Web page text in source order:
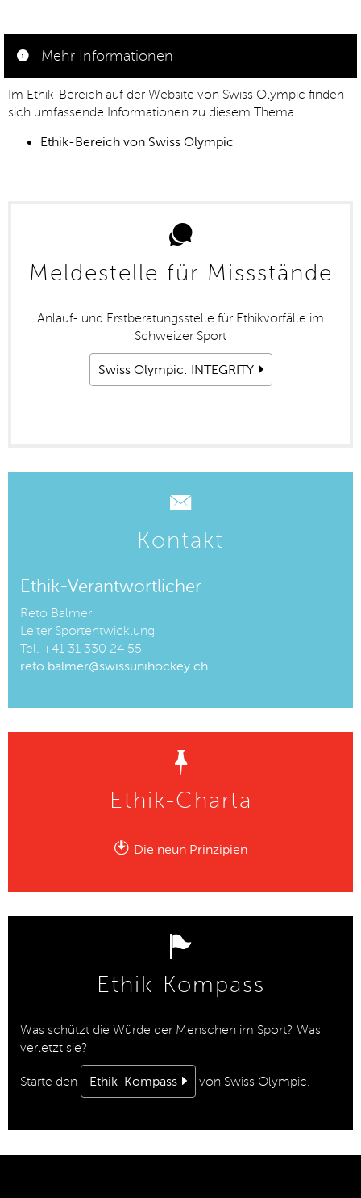
Mehr Informationen
Im Ethik-Bereich auf der Website von Swiss Olympic finden
sich umfassende Informationen zu diesem Thema.
Ethik-Bereich von Swiss Olympic
Meldestelle für Missstände
Anlauf- und Erstberatungsstelle für Ethikvorfälle im
Schweizer Sport
Swiss Olympic: INTEGRITY
Kontakt
Ethik-Verantwortlicher
Reto Balmer
Leiter Sportentwicklung
Tel. +41 31 330 24 55
reto.balmer@swissunihockey.ch
Ethik-Charta
Die neun Prinzipien
Ethik-Kompass
Was schützt die Würde der Menschen im Sport? Was
verletzt sie?
Starte den Ethik-Kompass von Swiss Olympic.